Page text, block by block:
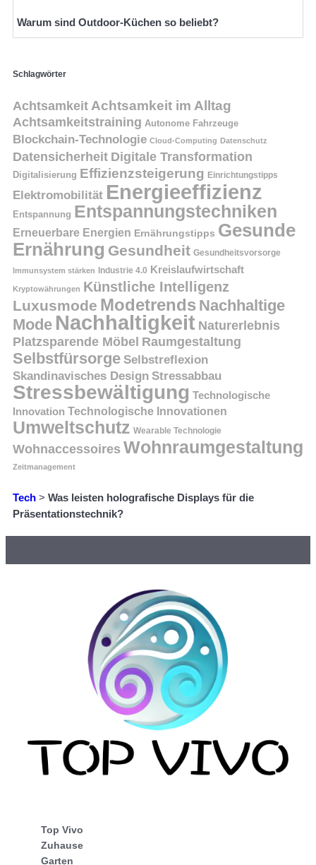
Warum sind Outdoor-Küchen so beliebt?
Schlagwörter
Achtsamkeit Achtsamkeit im Alltag
Achtsamkeitstraining Autonome Fahrzeuge
Blockchain-Technologie Cloud-Computing Datenschutz
Datensicherheit Digitale Transformation
Digitalisierung Effizienzsteigerung Einrichtungstipps
Elektromobilität Energieeffizienz
Entspannung Entspannungstechniken
Erneuerbare Energien Ernährungstipps Gesunde
Ernährung Gesundheit Gesundheitsvorsorge
Immunsystem stärken Industrie 4.0 Kreislaufwirtschaft
Kryptowährungen Künstliche Intelligenz
Luxusmode Modetrends Nachhaltige
Mode Nachhaltigkeit Naturerlebnis
Platzsparende Möbel Raumgestaltung
Selbstfürsorge Selbstreflexion
Skandinavisches Design Stressabbau
Stressbewältigung Technologische
Innovation Technologische Innovationen
Umweltschutz Wearable Technologie
Wohnaccessoires Wohnraumgestaltung
Zeitmanagement
Tech > Was leisten holografische Displays für die
Präsentationstechnik?
Top Vivo
Zuhause
Garten